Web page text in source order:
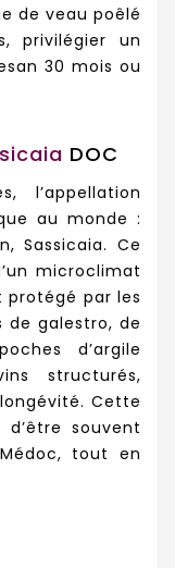
de veau poêlé
privilégier un
30 mois ou
DOC
l’appellation
au monde :
Sassicaia. Ce
microclimat
protégé par les
de galestro, de
d’argile
structurés,
Cette
souvent
tout en